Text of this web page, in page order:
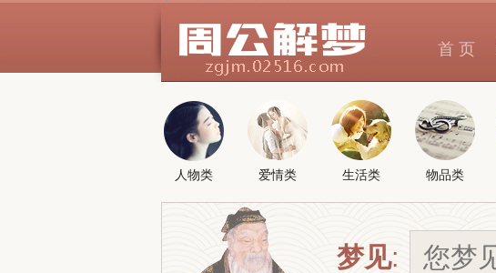
首 页
人物类 爱情类 生活类 物品类
梦见: